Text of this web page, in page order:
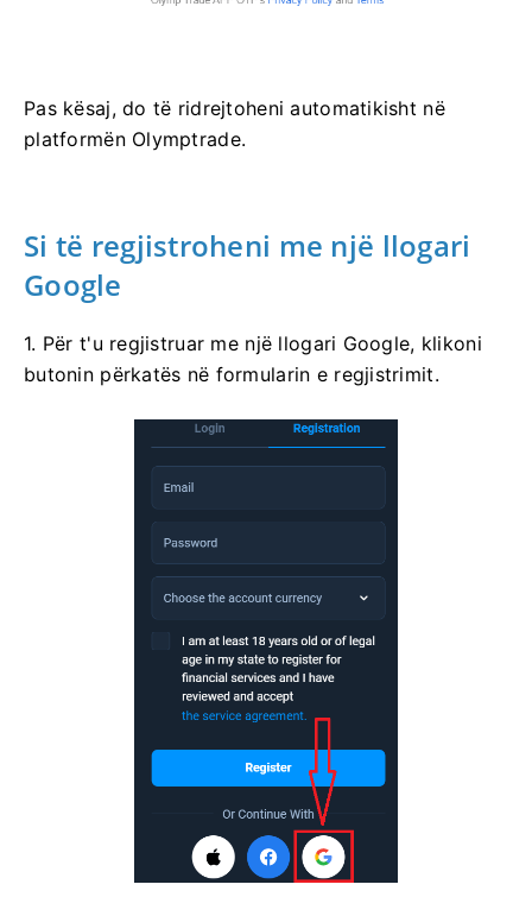
Pas kësaj, do të ridrejtoheni automatikisht në
platformën Olymptrade.
Si të regjistroheni me një llogari
Google
1. Për t'u regjistruar me një llogari Google, klikoni
butonin përkatës në formularin e regjistrimit.